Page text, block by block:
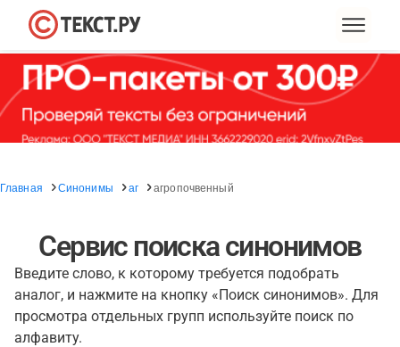
Главная Синонимы аг агропочвенный
Сервис поиска синонимов
Введите слово, к которому требуется подобрать
аналог, и нажмите на кнопку «Поиск синонимов». Для
просмотра отдельных групп используйте поиск по
алфавиту.